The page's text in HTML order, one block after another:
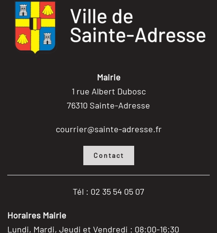
Mairie
1 rue Albert Dubosc
76310 Sainte-Adresse
courrier@sainte-adresse.fr
Contact
Tél : 02 35 54 05 07
Horaires Mairie
Lundi, Mardi, Jeudi et Vendredi : 08:00-16:30